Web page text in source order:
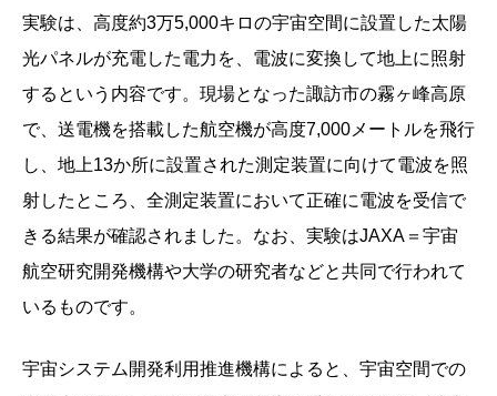
実験は、高度約3万5,000キロの宇宙空間に設置した太陽
光パネルが充電した電力を、電波に変換して地上に照射
するという内容です。現場となった諏訪市の霧ヶ峰高原
で、送電機を搭載した航空機が高度7,000メートルを飛行
し、地上13か所に設置された測定装置に向けて電波を照
射したところ、全測定装置において正確に電波を受信で
きる結果が確認されました。なお、実験はJAXA＝宇宙
航空研究開発機構や大学の研究者などと共同で行われて
いるものです。
宇宙システム開発利用推進機構によると、宇宙空間での